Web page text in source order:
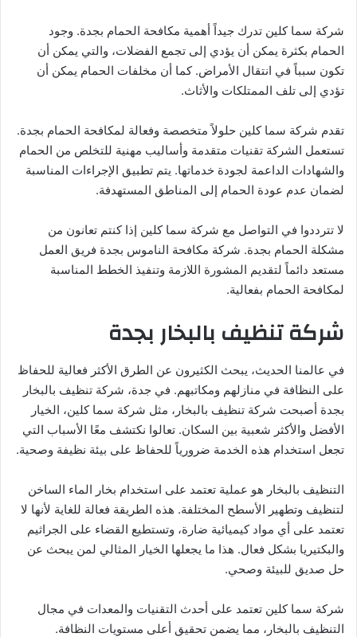
شركة سما كلين تدرك جيداً أهمية مكافحة الحمام بجدة. وجود
الحمام بكثرة يمكن أن يؤدي إلى تجمع الفضلات، والتي يمكن أن
تكون سبباً في انتقال الأمراض. كما أن مخلفات الحمام يمكن أن
تؤدي إلى تلف الممتلكات والأثاث.
تقدم شركة سما كلين حلولاً متخصصة وفعالة لمكافحة الحمام بجدة.
تستعمل الشركة تقنيات متقدمة وأساليب مهنية للتخلص من الحمام
والشهادات الداعمة لجودة خدماتها. يتم تطبيق الإجراءات المناسبة
لضمان عدم عودة الحمام إلى المناطق المستهدفة.
لا تترددوا في التواصل مع شركة سما كلين إذا كنتم تعانون من
مشكلة الحمام بجدة. شركة مكافحة الناموس بجدة فريق العمل
مستعد دائماً لتقديم المشورة اللازمة وتنفيذ الخطط المناسبة
لمكافحة الحمام بفعالية.
شركة تنظيف بالبخار بجدة
في عالمنا الحديث، يبحث الكثيرون عن الطرق الأكثر فعالية للحفاظ
على النظافة في منازلهم ومكاتبهم. في جدة، شركة تنظيف بالبخار
بجدة أصبحت شركة تنظيف بالبخار، مثل شركة سما كلين، الخيار
الأفضل والأكثر شعبية بين السكان. تعالوا نكتشف معًا الأسباب التي
تجعل استخدام هذه الخدمة ضرورياً للحفاظ على بيئة نظيفة وصحية.
التنظيف بالبخار هو عملية تعتمد على استخدام بخار الماء الساخن
لتنظيف وتطهير الأسطح المختلفة. هذه الطريقة فعالة للغاية لأنها لا
تعتمد على أي مواد كيميائية ضارة، وتستطيع القضاء على الجراثيم
والبكتيريا بشكل فعال. هذا ما يجعلها الخيار المثالي لمن يبحث عن
حل صديق للبيئة وصحي.
شركة سما كلين تعتمد على أحدث التقنيات والمعدات في مجال
التنظيف بالبخار، مما يضمن تحقيق أعلى مستويات النظافة.